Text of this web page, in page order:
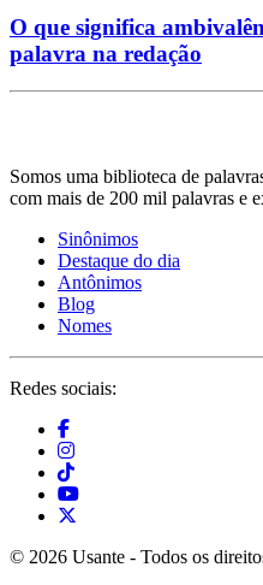
O que significa
palavra na redação
Somos uma biblioteca de
com mais de 200 mil palavras e
Sinônimos
Destaque do dia
Antônimos
Blog
Nomes
Redes sociais:
© 2026 Usante - Todos os